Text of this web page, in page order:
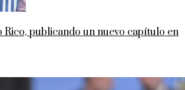
publicando un nuevo capítulo en